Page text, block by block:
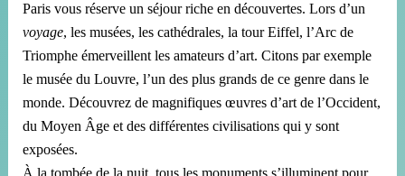
Paris vous réserve un séjour riche en découvertes. Lors d’un
voyage, les musées, les cathédrales, la tour Eiffel, l’Arc de
Triomphe émerveillentles amateurs d’art. Citons par exemple
le musée du Louvre, l’un des plus grands de ce genre dans le
monde. Découvrez de magnifiques œuvres d’art de l’Occident,
du Moyen Âge et des différentes civilisations qui y sont
exposées.
À la tombée de la nuit, tous les monuments s’illuminent pour